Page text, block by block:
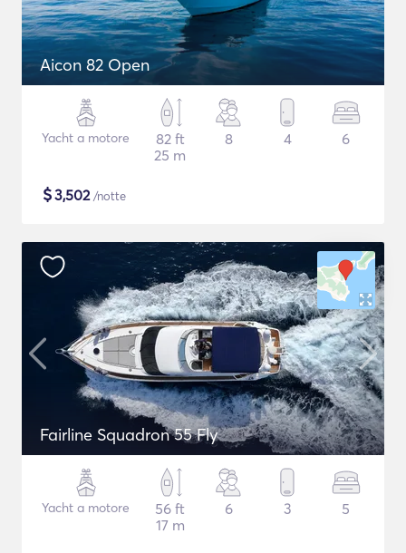
Aicon 82 Open
Yacht a motore
82 ft
25 m
8 4 6
$3,502/notte
Fairline Squadron 55 Fly
Yacht a motore
56 ft
17 m
6 3 5